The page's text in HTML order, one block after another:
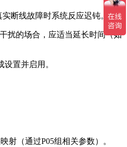
断线故障时系统反应迟钝。
扰的场合，应适当延长时间（如
置并启用。
（通过P05组相关参数）。